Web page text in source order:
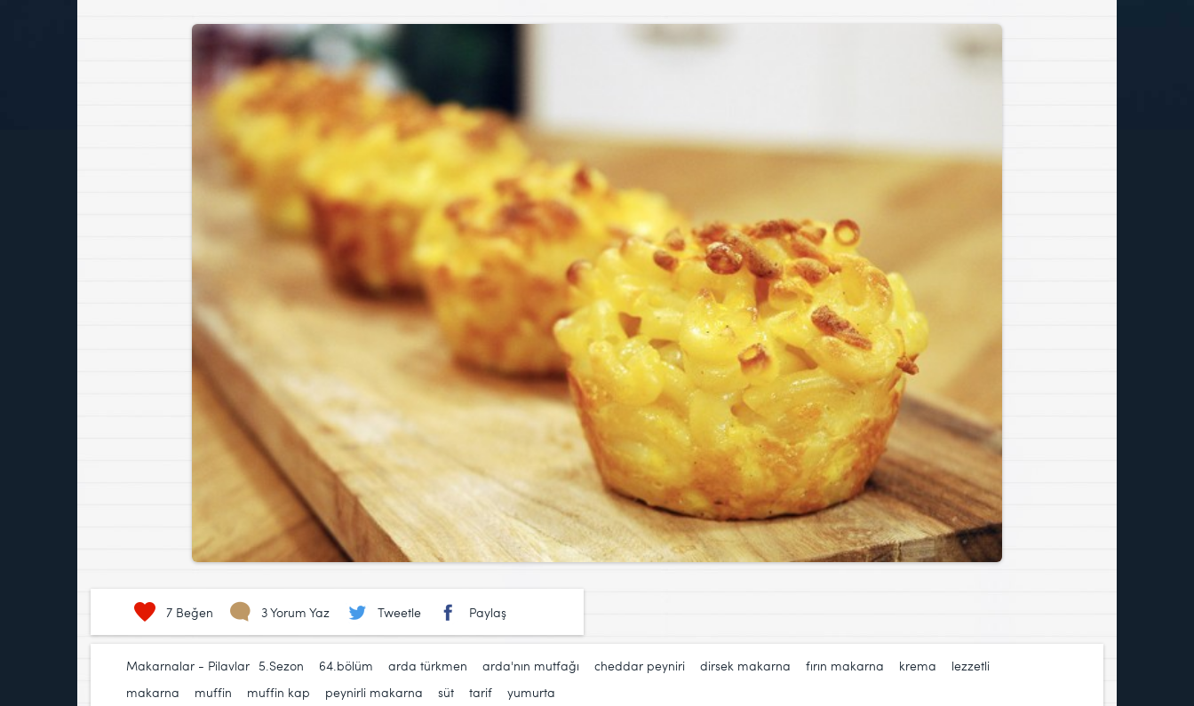
7 Beğen 3 Yorum Yaz Tweetle Paylaş
Makarnalar - Pilavlar 5.Sezon 64.bölüm arda türkmen arda'nın mutfağı cheddar peyniri dirsek makarna fırın makarna krema lezzetli
makarna
muffin muffin kap peynirli makarna süt tarif yumurta